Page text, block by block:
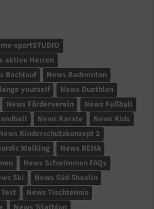
me-sportSTUDIO
aktive Herren
Bachlauf
News Badminton
yourself
News Duathlon
News Förderverein
News Fußball
News Karate
News Kids
Kinderschutzkonzept 2
Walking
News REHA
News Schwimmen FAQs
Ski
News Süd-Shaolin
News Tischtennis